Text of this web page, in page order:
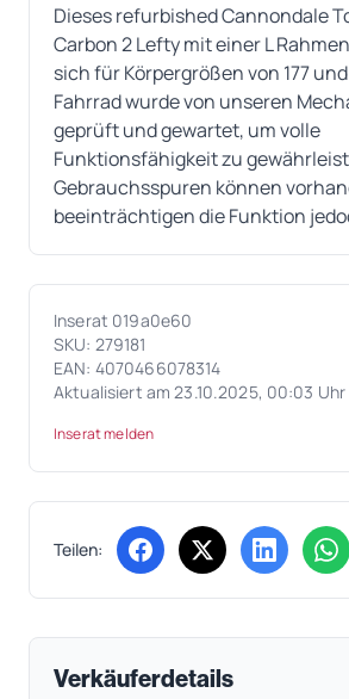
Dieses refurbished Cannondale
Carbon 2 Lefty mit einer L
sich für Körpergrößen von 177 und
Fahrrad wurde von unseren
geprüft und gewartet, um volle
Funktionsfähigkeit zu
Gebrauchsspuren können
beeinträchtigen die Funktion
Inserat 019a0e60
SKU: 279181
EAN: 4070466078314
Aktualisiert am 23.10.2025, 00:03 Uhr
Inserat melden
Teilen: (öffnet in neuem Tab)
(öffnet in(öffnet in
Verkäuferdetails